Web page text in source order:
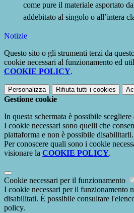
come pure il materiale asportato
addebitato al singolo o all’intera
Notizie
Questo sito o gli strumenti terzi da
cookie necessari al funzionamento ed
COOKIE POLICY.
Personalizza Rifiuta tutti i cookies
Gestione cookie
In questa schermata è possibile
I cookie necessari sono quelli che
piattaforma e non è possibile disabilitarli.
Per conoscere quali sono i cookie
visionare la COOKIE POLICY.
Cookie necessari per il funzionamento
I cookie necessari per il funzionamento
disabilitati. È possibile consultare
policy.